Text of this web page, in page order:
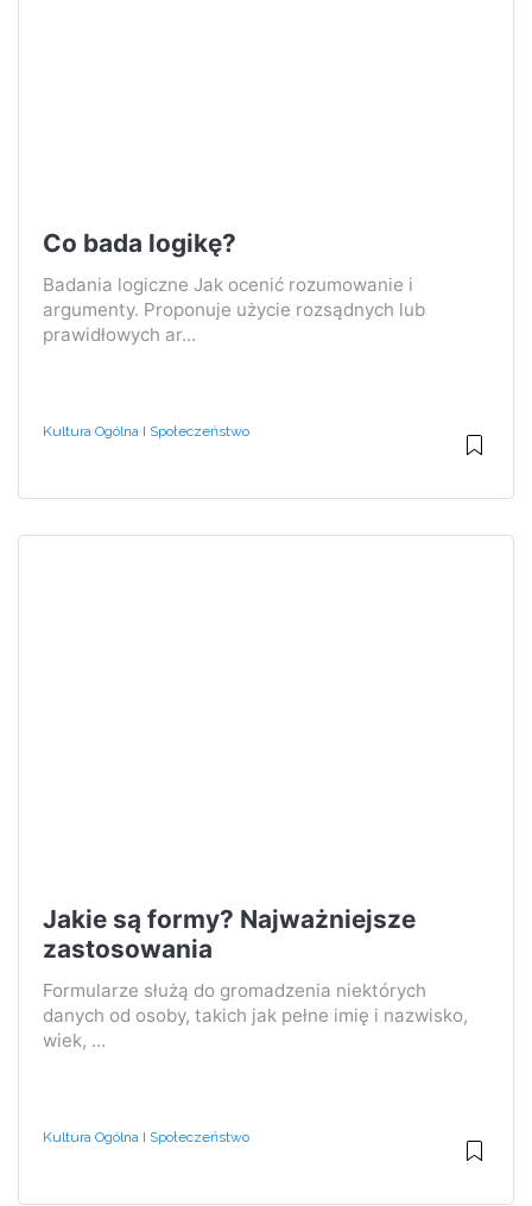
Co bada logikę?
Badania logiczne Jak ocenić rozumowanie i
argumenty. Proponuje użycie rozsądnych lub
prawidłowych ar...
Kultura Ogólna I Społeczeństwo
Jakie są formy? Najważniejsze
zastosowania
Formularze służą do gromadzenia niektórych
danych od osoby, takich jak pełne imię i nazwisko,
wiek, ...
Kultura Ogólna I Społeczeństwo